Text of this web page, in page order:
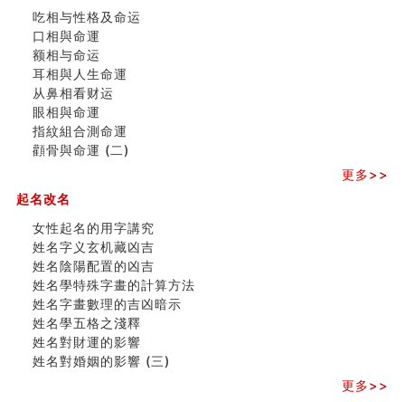
精选1500个五行属木的字
玄空本义 (四)
八字算命：女命八字里日坐伤官克夫？
六爻算卦：我俩之间是否还命中有未尽的缘分？
订婚就是定结婚日子吗
清朝慈禧太后命造 (名人八字淺析七）
玄空本义 (三)
飞灵山传说故事
商舖選址的風水講究 (下)
吉凶神跳上大运时的断法【四柱技巧】
家居常見風水形煞及化解方法 (一)
刘燮鈞讲人相 手纹与命运(一)
玄空本义 (二)
大門風水五大禁忌！大門風水擺設？門中門風水解方？
出现这几种面相桃花泛
寓意好的五行属水的汉字有哪些？五行属水的汉字大全
吃相与性格及命运
口相與命運
额相与命运
耳相與人生命運
从鼻相看财运
眼相與命運
指紋組合測命運
顴骨與命運 (二)
更多>>
起名改名
女性起名的用字講究
姓名字义玄机藏凶吉
姓名陰陽配置的凶吉
姓名學特殊字畫的計算方法
姓名字畫數理的吉凶暗示
姓名學五格之淺釋
姓名對財運的影響
姓名對婚姻的影響 (三)
更多>>